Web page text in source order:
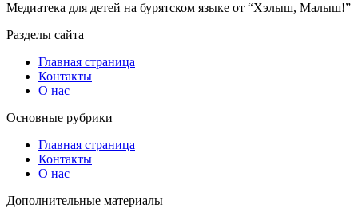
Медиатека для детей на бурятском языке от “Хэлыш, Малыш!”
Разделы сайта
Главная страница
Контакты
О нас
Основные рубрики
Главная страница
Контакты
О нас
Дополнительные материалы